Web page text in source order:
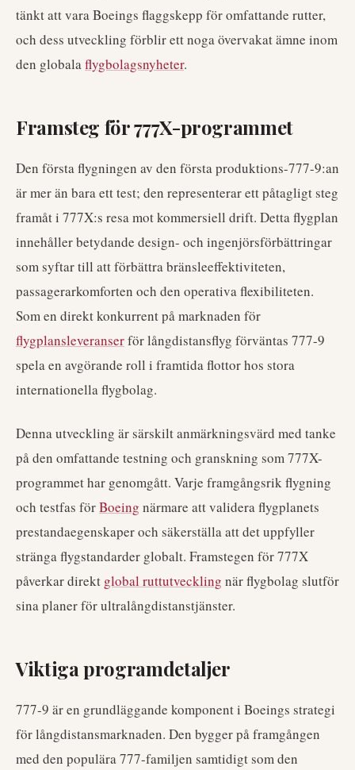
tänkt att vara Boeings flaggskepp för omfattande rutter,
och dess utveckling förblir ett noga övervakat ämne inom
den globalaflygbolagsnyheter.
Framsteg för 777X-programmet
Den första flygningen av den första produktions-777-9:an
är mer än bara ett test; den representerar ett påtagligt steg
framåt i 777X:s resa mot kommersiell drift. Detta flygplan
innehåller betydande design- och ingenjörsförbättringar
som syftar till att förbättra bränsleeffektiviteten,
passagerarkomforten och den operativa flexibiliteten.
Som en direkt konkurrent på marknaden för
flygplansleveranserför långdistansflyg förväntas 777-9
spela en avgörande roll i framtida flottor hos stora
internationella flygbolag.
Denna utveckling är särskilt anmärkningsvärd med tanke
på den omfattande testning och granskning som 777X-
programmet har genomgått. Varje framgångsrik flygning
och testfas förBoeing närmare att validera flygplanets
prestandaegenskaper och säkerställa att det uppfyller
stränga flygstandarder globalt. Framstegen för 777X
påverkar direkt global ruttutveckling när flygbolag slutför
sina planer för ultralångdistanstjänster.
Viktiga programdetaljer
777-9 är en grundläggande komponent i Boeings strategi
för långdistansmarknaden. Den bygger på framgången
med den populära 777-familjen samtidigt som den